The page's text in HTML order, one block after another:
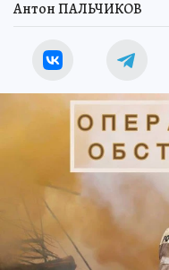
Антон ПАЛЬЧИКОВ